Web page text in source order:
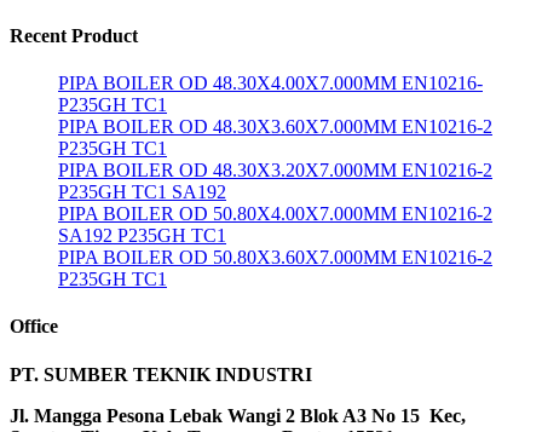
Recent Product
PIPA BOILER OD 48.30X4.00X7.000MM EN10216-
P235GH TC1
PIPA BOILER OD 48.30X3.60X7.000MM EN10216-2
P235GH TC1
PIPA BOILER OD 48.30X3.20X7.000MM EN10216-2
P235GH TC1 SA192
PIPA BOILER OD 50.80X4.00X7.000MM EN10216-2
SA192 P235GH TC1
PIPA BOILER OD 50.80X3.60X7.000MM EN10216-2
P235GH TC1
Office
PT. SUMBER TEKNIK INDUSTRI
Jl. Mangga Pesona Lebak Wangi 2 Blok A3 No 15 Kec,